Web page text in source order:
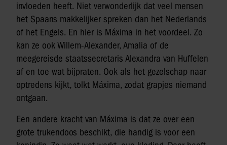
invloeden heeft. Niet verwonderlijk dat veel mensen
het Spaans makkelijker spreken dan het Nederlands
of het Engels. En hier is Máxima in het voordeel. Zo
kan ze ook Willem-Alexander, Amalia of de
meegereisde staatssecretaris Alexandra van Huffelen
af en toe wat bijpraten. Ook als het gezelschap naar
optredens kijkt, tolkt Máxima, zodat grapjes niemand
ontgaan.
Een andere kracht van Máxima is dat ze over een
grote trukendoos beschikt, die handig is voor een